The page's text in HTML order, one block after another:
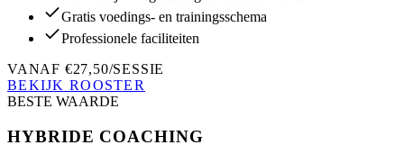
Gratis voedings- en trainingsschema
Professionele faciliteiten
VANAF €27,50/SESSIE
BEKIJK ROOSTER
BESTE WAARDE
HYBRIDE COACHING